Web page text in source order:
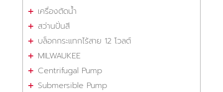
เครื่องตัดน้ำ
สว่านปั่นสี
บล็อกกระแทกไร้สาย 12 โวลต์
MILWAUKEE
Centrifugal Pump
Submersible Pump